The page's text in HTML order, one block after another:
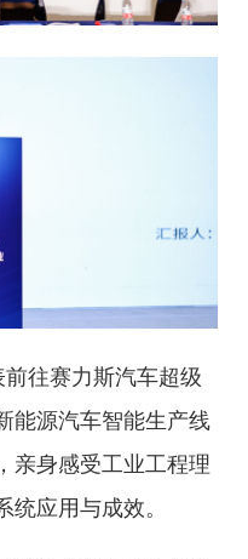
往赛力斯汽车超级
能源汽车智能生产线
亲身感受工业工程理
应用与成效。